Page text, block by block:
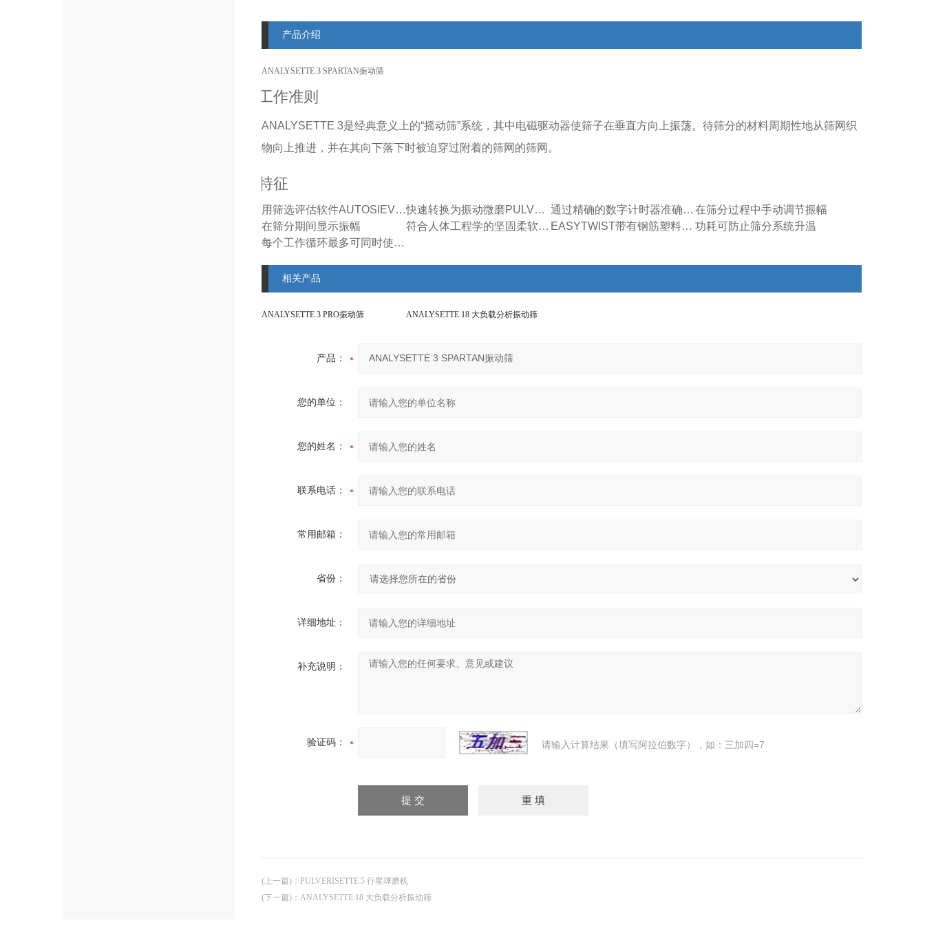
产品介绍
ANALYSETTE 3 SPARTAN振动筛
工作准则
ANALYSETTE 3是经典意义上的“摇动筛”系统，其中电磁驱动器使筛子在垂直方向上振荡。 待筛分的材料周期性地从筛网织
物向上推进，并在其向下落下时被迫穿过附着的筛网的筛网。
特征
用筛选评估软件AUTOSIEVE进行自动筛分分析 快速转换为振动微磨PULVERISETTE 0 通过精确的数字计时器准确输入筛分时间 在筛分过程中手动调节振幅
在筛分期间显示振幅
符合人体工程学的坚固柔软触摸板 EASYTWIST带有钢筋塑料带的筛板张紧器包括在内 功耗可防止筛分系统升温
每个工作循环最多可同时使用10个测试筛 - 允许同时进行多达5个筛分操作
相关产品
ANALYSETTE 3 PRO振动筛 ANALYSETTE 18 大负载分析振动筛
产品：
您的单位：
您的姓名：
联系电话：
常用邮箱：
省份：
详细地址：
补充说明：
验证码： 请输入计算结果（填写阿拉伯数字），如：三加四=7
(上一篇) ： PULVERISETTE 5 行星球磨机
(下一篇) ： ANALYSETTE 18 大负载分析振动筛